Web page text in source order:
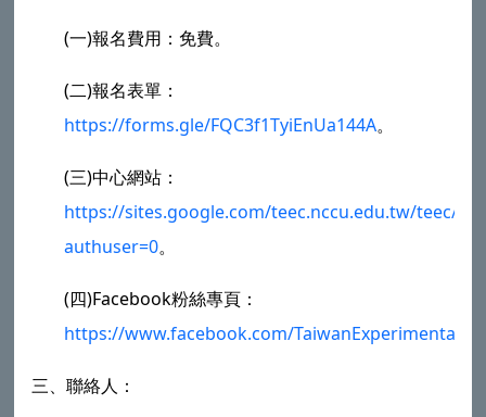
(一)報名費用：免費。
(二)報名表單：
https://forms.gle/FQC3f1TyiEnUa144A。
(三)中心網站：
https://sites.google.com/teec.nccu.edu.tw/teec/
authuser=0。
(四)Facebook粉絲專頁：
https://www.facebook.com/
三、聯絡人：